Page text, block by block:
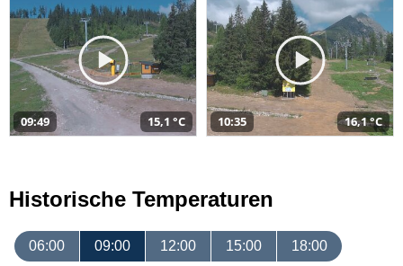
09:49 15,1 °C 10:35 16,1 °C
Historische Temperaturen
06:00 09:00 12:00 15:00 18:00